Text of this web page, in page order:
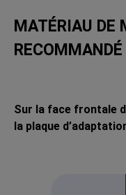
MATÉRIAU DE
RECOMMANDÉ
Sur la face frontale
la plaque